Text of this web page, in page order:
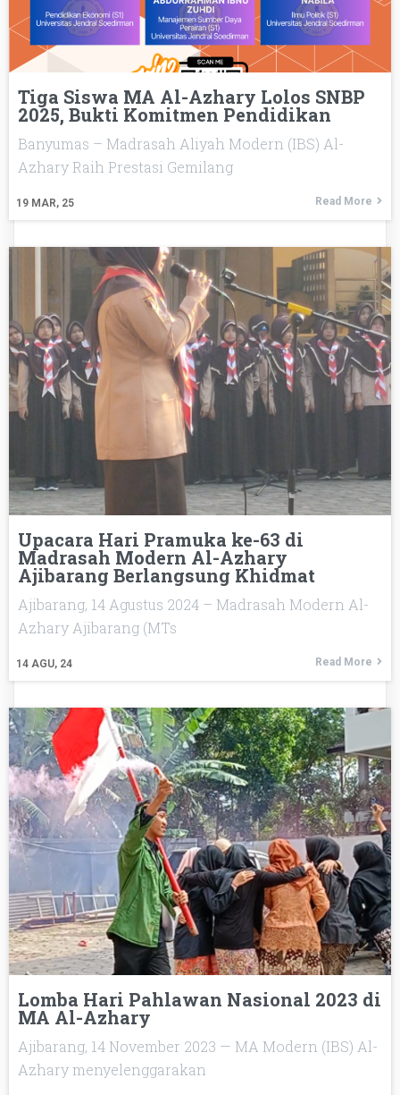
Tiga Siswa MA Al-Azhary Lolos SNBP
2025, Bukti Komitmen Pendidikan
19 MAR, 25
Banyumas – Madrasah Aliyah Modern (IBS) Al-
Azhary Raih Prestasi Gemilang
Read More
Upacara Hari Pramuka ke-63 di
Madrasah Modern Al-Azhary
Ajibarang Berlangsung Khidmat
14 AGU, 24
Ajibarang, 14 Agustus 2024 – Madrasah Modern Al-
Azhary Ajibarang (MTs
Read More
Lomba Hari Pahlawan Nasional 2023 di
MA Al-Azhary
Ajibarang, 14 November 2023 — MA Modern (IBS) Al-
Azhary menyelenggarakan